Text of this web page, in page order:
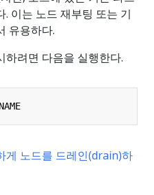
이는 노드 재부팅 또는 기
유용하다.
하려면 다음을 실행한다.
게 노드를 드레인(drain)하